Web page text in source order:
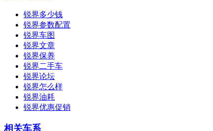
锐界多少钱
锐界参数配置
锐界车图
锐界文章
锐界保养
锐界二手车
锐界论坛
锐界怎么样
锐界油耗
锐界优惠促销
相关车系